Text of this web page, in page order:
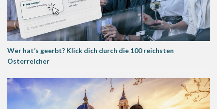
Wer hat’s geerbt? Klick dich durch die 100 reichsten
Österreicher